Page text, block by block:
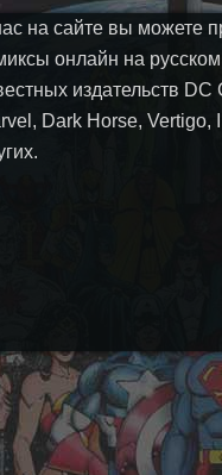
на сайте вы можете
онлайн на
издательств DC
Dark Horse, Vertigo,